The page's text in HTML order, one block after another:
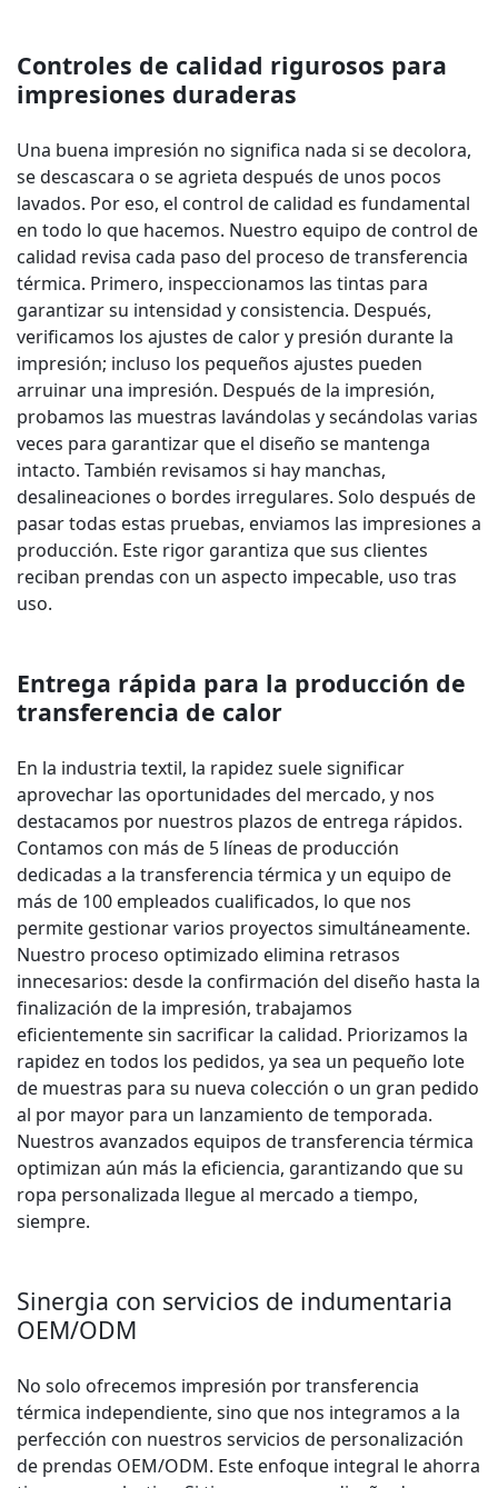
Controles de calidad rigurosos para
impresiones duraderas
Una buena impresión no significa nada si se decolora,
se descascara o se agrieta después de unos pocos
lavados. Por eso, el control de calidad es fundamental
en todo lo que hacemos. Nuestro equipo de control de
calidad revisa cada paso del proceso de transferencia
térmica. Primero, inspeccionamos las tintas para
garantizar su intensidad y consistencia. Después,
verificamos los ajustes de calor y presión durante la
impresión; incluso los pequeños ajustes pueden
arruinar una impresión. Después de la impresión,
probamos las muestras lavándolas y secándolas varias
veces para garantizar que el diseño se mantenga
intacto. También revisamos si hay manchas,
desalineaciones o bordes irregulares. Solo después de
pasar todas estas pruebas, enviamos las impresiones a
producción. Este rigor garantiza que sus clientes
reciban prendas con un aspecto impecable, uso tras
uso.
Entrega rápida para la producción de
transferencia de calor
En la industria textil, la rapidez suele significar
aprovechar las oportunidades del mercado, y nos
destacamos por nuestros plazos de entrega rápidos.
Contamos con más de 5 líneas de producción
dedicadas a la transferencia térmica y un equipo de
más de 100 empleados cualificados, lo que nos
permite gestionar varios proyectos simultáneamente.
Nuestro proceso optimizado elimina retrasos
innecesarios: desde la confirmación del diseño hasta la
finalización de la impresión, trabajamos
eficientemente sin sacrificar la calidad. Priorizamos la
rapidez en todos los pedidos, ya sea un pequeño lote
de muestras para su nueva colección o un gran pedido
al por mayor para un lanzamiento de temporada.
Nuestros avanzados equipos de transferencia térmica
optimizan aún más la eficiencia, garantizando que su
ropa personalizada llegue al mercado a tiempo,
siempre.
Sinergia con servicios de indumentaria
OEM/ODM
No solo ofrecemos impresión por transferencia
térmica independiente, sino que nos integramos a la
perfección con nuestros servicios de personalización
de prendas OEM/ODM. Este enfoque integral le ahorra